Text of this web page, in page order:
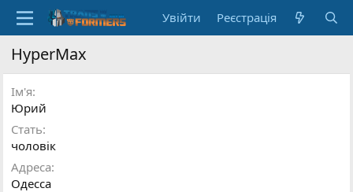
Увійти Реєстрація
HyperMax
Ім'я
Юрий
Стать
чоловік
Адреса
Одесса